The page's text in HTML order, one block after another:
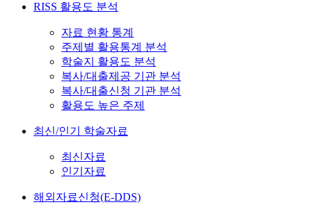
RISS 활용도 분석
자료 현황 통계
주제별 활용통계 분석
학술지 활용도 분석
복사/대출제공 기관 분석
복사/대출신청 기관 분석
활용도 높은 주제
최신/인기 학술자료
최신자료
인기자료
해외자료신청(E-DDS)